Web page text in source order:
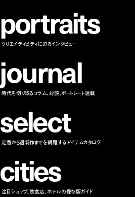
portraits
クリエイティビティに迫るインタビュー
journal
時代を切り取るコラム、対談、ポートレート連載
select
定番から最新作までを網羅するアイテムカタログ
cities
注目ショップ、飲食店、ホテルの保存版ガイド